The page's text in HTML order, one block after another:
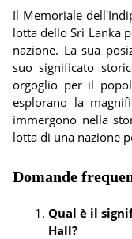
Il Memoriale
lotta dello Sri Lanka
nazione. La sua
suo significato
orgoglio per il
esplorano la
immergono nella
lotta di una nazione
Domande
Qual è il
Hall?